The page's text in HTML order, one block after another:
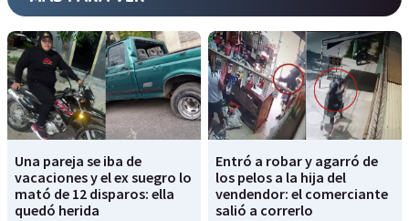
Una pareja se iba de
vacaciones y el ex suegro lo
mató de 12 disparos: ella
quedó herida
Entró a robar y agarró de
los pelos a la hija del
vendendor: el comerciante
salió a correrlo